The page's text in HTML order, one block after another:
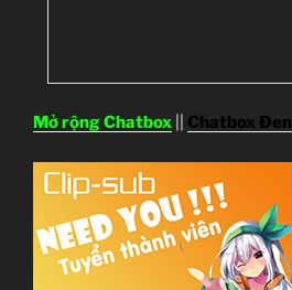
Mở rộng Chatbox Chatbox Đen